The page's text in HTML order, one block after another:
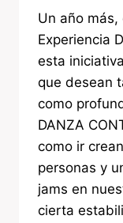
Un año
Experiencia
esta
que desean
como
DANZA
como ir
personas y
jams en
cierta